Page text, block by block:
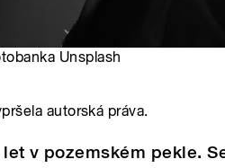
Unsplash
autorská práva.
v pozemském pekle.